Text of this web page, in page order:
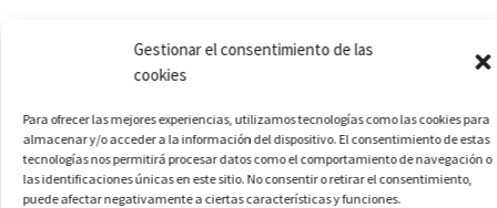
Gestionar el consentimiento de las
cookies
Para ofrecer las mejores experiencias, utilizamos tecnologías como las cookies para
almacenar y/o acceder a la información del dispositivo. El consentimiento de estas
tecnologías nos permitirá procesar datos como el comportamiento de navegación o
las identificaciones únicas en este sitio. No consentir o retirar el consentimiento,
puede afectar negativamente a ciertas características y funciones.